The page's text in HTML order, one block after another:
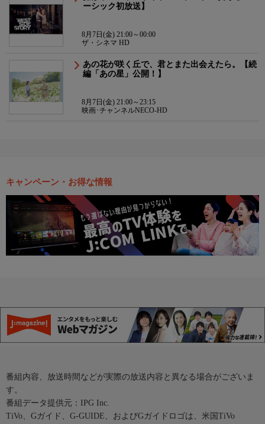
ーシック初放送】
8月7日(金) 21:00～00:00
ザ・シネマ HD
あの花が咲く丘で、君とまた出会えたら。【続
編「あの星」公開！】
8月7日(金) 21:00～23:15
映画･チャンネルNECO-HD
キャンペーン・お得な情報
番組内容、放送時間などが実際の放送内容と異なる場合がございま
す。
番組データ提供元：IPG Inc.
TiVo、Gガイド、G-GUIDE、およびGガイドロゴは、米国TiVo